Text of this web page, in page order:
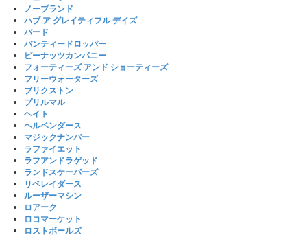
ノーブランド
ハブ ア グレイティフル デイズ
バード
パンティードロッパー
ピーナッツカンパニー
フォーティーズ アンド ショーティーズ
フリーウォーターズ
ブリクストン
プリルマル
ヘイト
ヘルベンダース
マジックナンバー
ラファイエット
ラフアンドラゲッド
ランドスケーパーズ
リベレイダース
ルーザーマシン
ロアーク
ロコマーケット
ロストボールズ